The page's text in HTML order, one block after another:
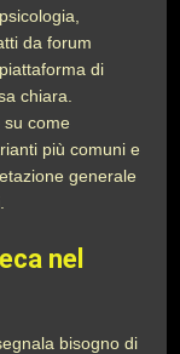
da forum
di
chiara.
come
più comuni e
generale
nel
bisogno di